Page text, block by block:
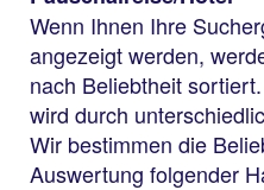
Wenn Ihnen Ihre
angezeigt werden,
nach Beliebtheit
wird durch
Wir bestimmen die
Auswertung folgender